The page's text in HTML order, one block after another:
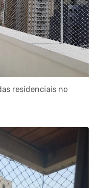
residenciais no